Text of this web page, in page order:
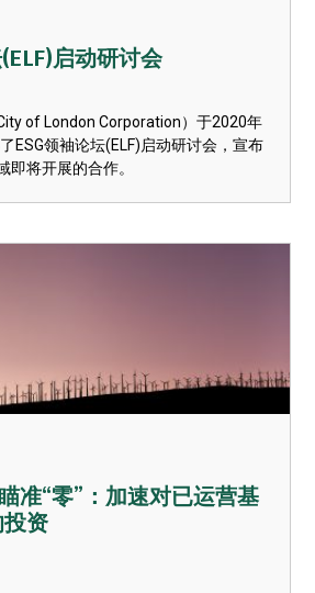
启动研讨会
of London Corporation）于2020年
ESG领袖论坛(ELF)启动研讨会，宣布
即将开展的合作。
准“零”：加速对已运营基
资